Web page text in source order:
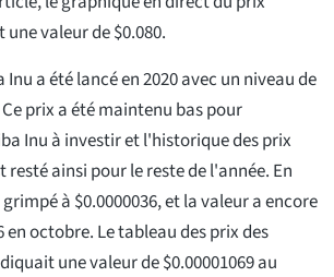
valeur de $0.080.
a été lancé en 2020 avec un niveau de
Ce prix a été maintenu bas pour
Inu à investir et l'historique des prix
resté ainsi pour le reste de l'année. En
à $0.0000036, et la valeur a encore
en octobre. Le tableau des prix des
une valeur de $0.00001069 au